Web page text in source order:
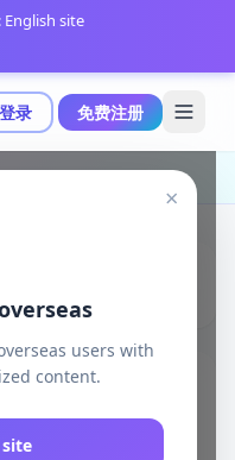
登录 免费注册
English site
×
users with
content.